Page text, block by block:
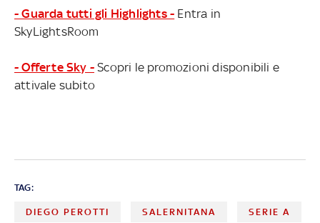
- Guarda tutti gli Highlights - Entra in
SkyLightsRoom
- Offerte Sky - Scopri le promozioni disponibili e
attivale subito
TAG:
DIEGO PEROTTI SALERNITANA SERIE A